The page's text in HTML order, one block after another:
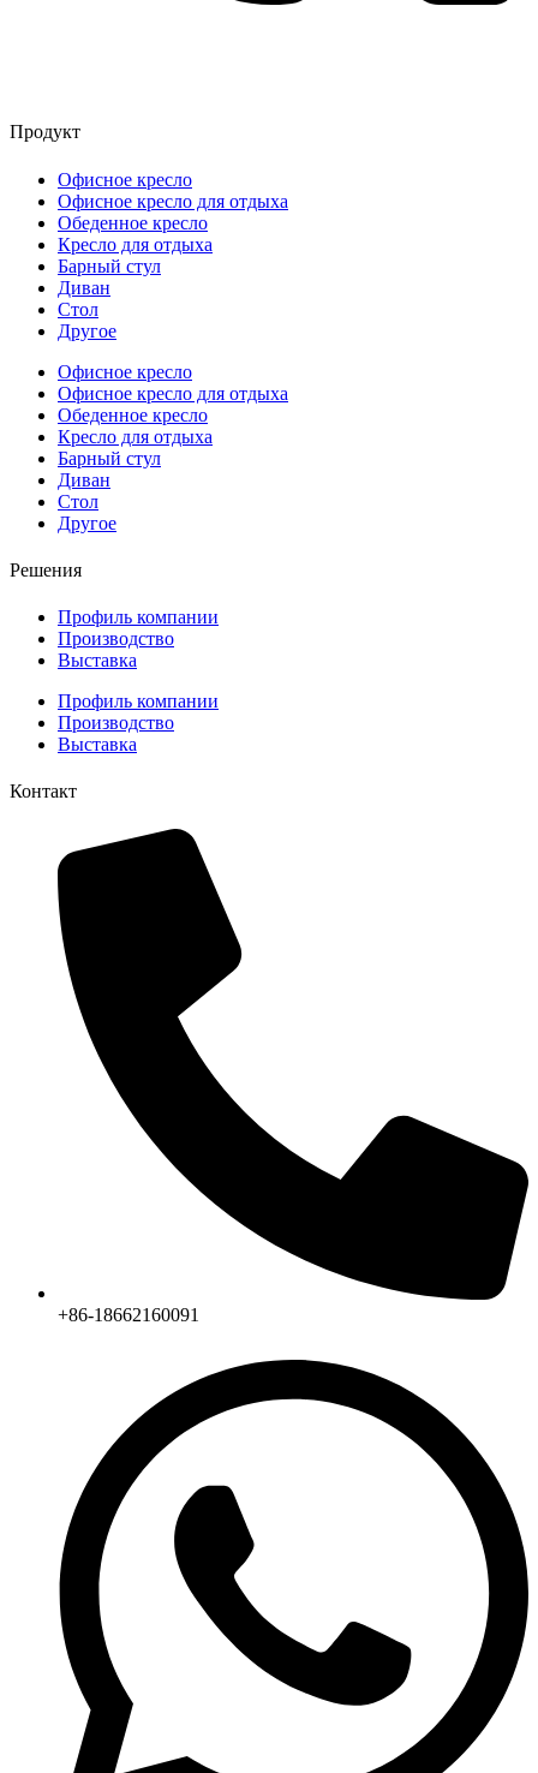
Продукт
Офисное кресло
Офисное кресло для отдыха
Обеденное кресло
Кресло для отдыха
Барный стул
Диван
Стол
Другое
Офисное кресло
Офисное кресло для отдыха
Обеденное кресло
Кресло для отдыха
Барный стул
Диван
Стол
Другое
Решения
Профиль компании
Производство
Выставка
Профиль компании
Производство
Выставка
Контакт
+86-18662160091